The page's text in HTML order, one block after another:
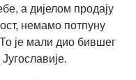
а дијелом продају
немамо потпуну
је мали дио бившег